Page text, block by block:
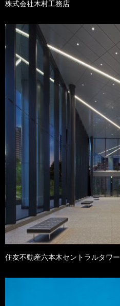
株式会社木村工務店
住友不動産六本木セントラルタワー